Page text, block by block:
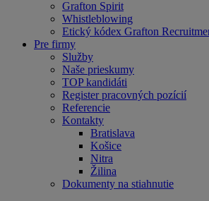
Grafton Spirit
Whistleblowing
Etický kódex Grafton
Pre firmy
Služby
Naše prieskumy
TOP kandidáti
Register pracovných pozícií
Referencie
Kontakty
Bratislava
Košice
Nitra
Žilina
Dokumenty na stiahnutie